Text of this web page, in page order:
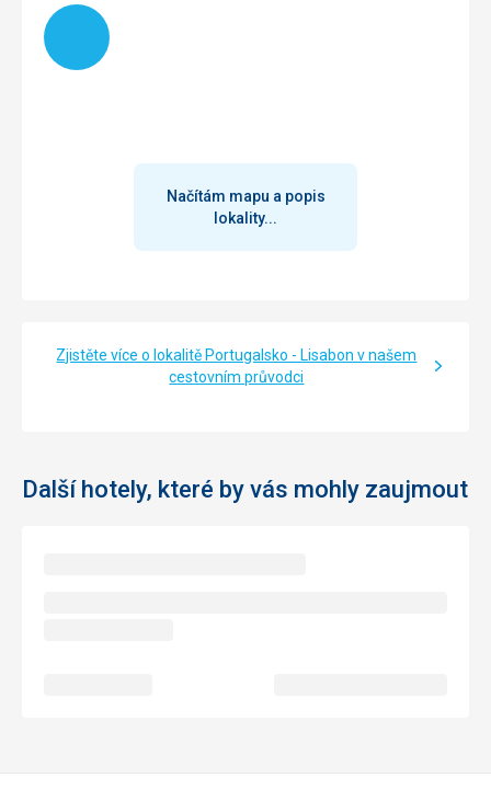
Načítám
Načítám mapu a popis
lokality...
Zjistěte více o lokalitě Portugalsko - Lisabon v našem
cestovním průvodci
Další hotely, které by vás mohly zaujmout